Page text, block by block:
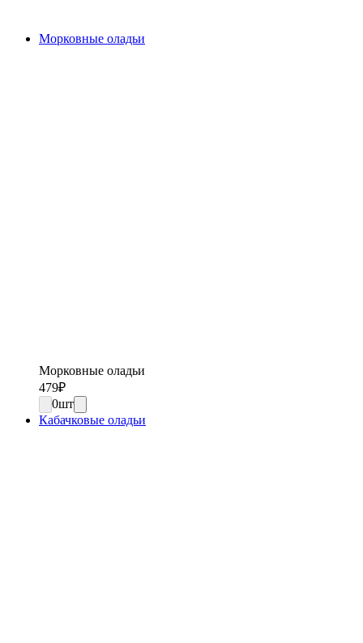
Морковные оладьи
Морковные оладьи
479₽
0шт
Кабачковые оладьи